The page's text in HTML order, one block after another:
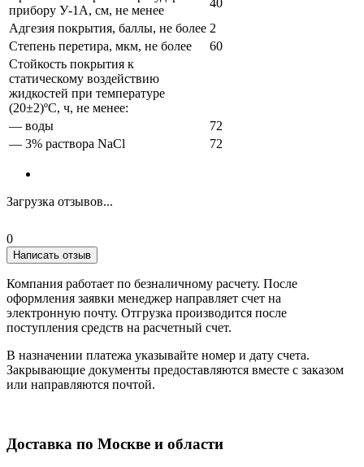
прибору У-1А, см, не менее
40
Адгезия покрытия, баллы, не более 2
Степень перетира, мкм, не более
60
Стойкость покрытия к
статическому воздействию
жидкостей при температуре
(20±2)ºС, ч, не менее:
— воды
72
— 3% раствора NaCl
72
Загрузка отзывов...
0
Написать отзыв
Компания работает по безналичному расчету. После
оформления заявки менеджер направляет счет на
электронную почту. Отгрузка производится после
поступления средств на расчетный счет.
В назначении платежа указывайте номер и дату счета.
Закрывающие документы предоставляются вместе с заказом
или направляются почтой.
Доставка по Москве и области